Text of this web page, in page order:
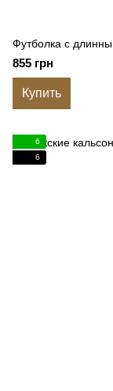
Футболка с
855 грн
Купить
6
6